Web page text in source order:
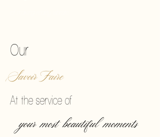
Our
Savoir Faire
At the service of
your most beautiful moments